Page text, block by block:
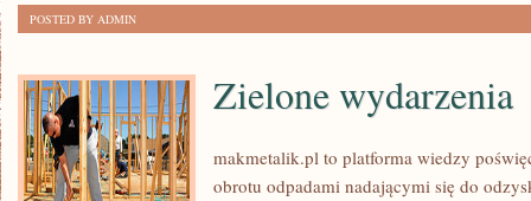
POSTED BY ADMIN
Zielone wydarzenia
makmetalik.pl to platforma wiedzy
obrotu odpadami nadającymi się do